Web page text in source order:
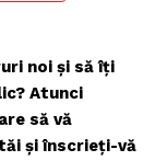
noi și să îți
Atunci
să vă
și înscrieți-vă